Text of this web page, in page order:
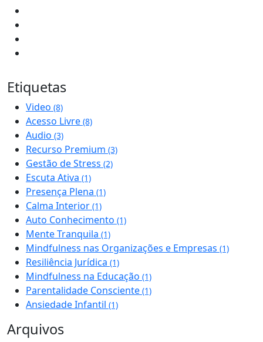
Etiquetas
Video (8)
Acesso Livre (8)
Audio (3)
Recurso Premium (3)
Gestão de Stress (2)
Escuta Ativa (1)
Presença Plena (1)
Calma Interior (1)
Auto Conhecimento (1)
Mente Tranquila (1)
Mindfulness nas Organizações e Empresas (1)
Resiliência Jurídica (1)
Mindfulness na Educação (1)
Parentalidade Consciente (1)
Ansiedade Infantil (1)
Arquivos